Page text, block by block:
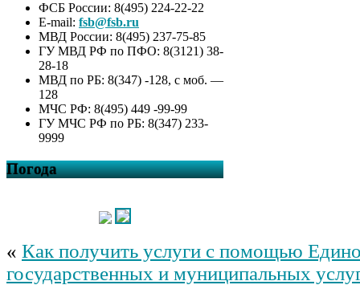
ФСБ России: 8(495) 224-22-22
E-mail: fsb@fsb.ru
МВД России: 8(495) 237-75-85
ГУ МВД РФ по ПФО: 8(3121) 38-
28-18
МВД по РБ: 8(347) -128, с моб. —
128
МЧС РФ: 8(495) 449 -99-99
ГУ МЧС РФ по РБ: 8(347) 233-
9999
Погода
« Как получить услуги с помощью
государственных и муниципальных